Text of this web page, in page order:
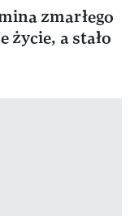
zmarłego
życie, a stało